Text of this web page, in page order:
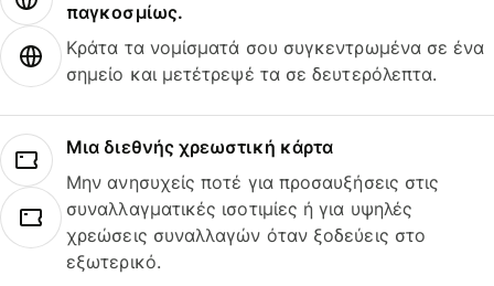
παγκοσμίως.
Κράτα τα νομίσματά σου συγκεντρωμένα σε ένα
σημείο και μετέτρεψέ τα σε δευτερόλεπτα.
Μια διεθνής χρεωστική κάρτα
Μην ανησυχείς ποτέ για προσαυξήσεις στις
συναλλαγματικές ισοτιμίες ή για υψηλές
χρεώσεις συναλλαγών όταν ξοδεύεις στο
εξωτερικό.